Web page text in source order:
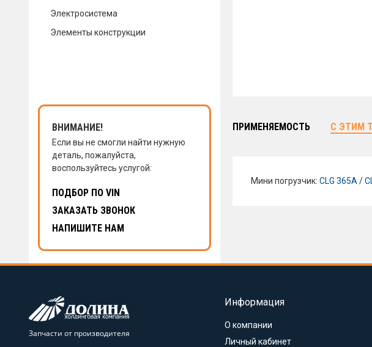
ЗАКАЗАТЬ ЗВОНОК
Электросистема
Элементы конструкции
ВНИМАНИЕ!
Если вы не смогли найти нужную
деталь, пожалуйста,
воспользуйтесь услугой:
ПОДБОР ПО VIN
ЗАКАЗАТЬ ЗВОНОК
НАПИШИТЕ НАМ
ПРИМЕНЯЕМОСТЬ С ЭТИМ
Мини погрузчик: CLG 365A /
Запчасти от производителя
Информация
О компании
Личный кабинет